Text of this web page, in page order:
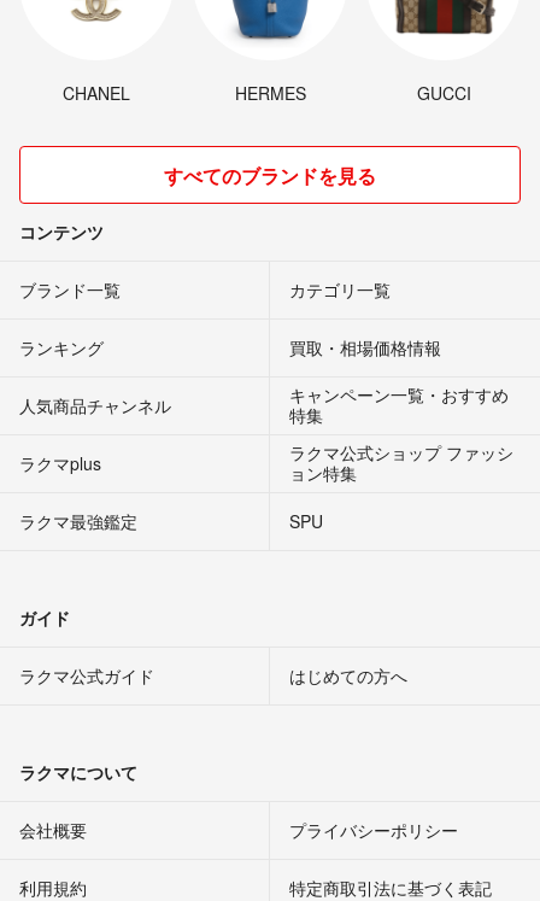
CHANEL HERMES GUCCI
すべてのブランドを見る
コンテンツ
ブランド一覧 カテゴリ一覧
ランキング 買取・相場価格情報
人気商品チャンネル
キャンペーン一覧・おすすめ
特集
ラクマplus
ラクマ公式ショップ ファッシ
ョン特集
ラクマ最強鑑定
SPU
ガイド
ラクマ公式ガイド はじめての方へ
ラクマについて
会社概要 プライバシーポリシー
利用規約 特定商取引法に基づく表記